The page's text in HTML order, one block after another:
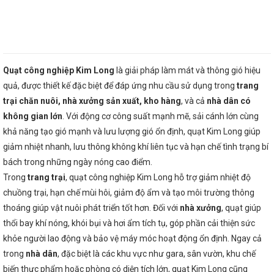
Quạt công nghiệp Kim Long là giải pháp làm mát và thông gió hiệu
quả, được thiết kế đặc biệt để đáp ứng nhu cầu sử dụng trong trang
trại chăn nuôi, nhà xưởng sản xuất, kho hàng, và cả nhà dân có
không gian lớn . Với động cơ công suất mạnh mẽ, sải cánh lớn cùng
khả năng tạo gió mạnh và lưu lượng gió ổn định, quạt Kim Long giúp
giảm nhiệt nhanh, lưu thông không khí liên tục và hạn chế tình trạng bí
bách trong những ngày nóng cao điểm.
Trong trang trại, quạt công nghiệp Kim Long hỗ trợ giảm nhiệt độ
chuồng trại, hạn chế mùi hôi, giảm độ ẩm và tạo môi trường thông
thoáng giúp vật nuôi phát triển tốt hơn. Đối với nhà xưởng, quạt giúp
thổi bay khí nóng, khói bụi và hơi ẩm tích tụ, góp phần cải thiện sức
khỏe người lao động và bảo vệ máy móc hoạt động ổn định. Ngay cả
trong nhà dân, đặc biệt là các khu vực như gara, sân vườn, khu chế
biến thực phẩm hoặc phòng có diện tích lớn, quạt Kim Long cũng